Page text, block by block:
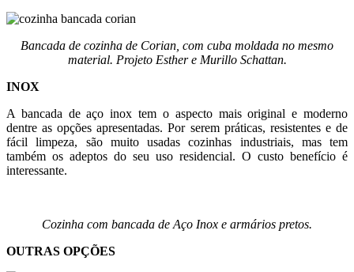
Bancada de cozinha de Corian, com cuba moldada no mesmo
material. Projeto Esther e Murillo Schattan.
INOX
A bancada de aço inox tem o aspecto mais original e moderno
dentre as opções apresentadas. Por serem práticas, resistentes e de
fácil limpeza, são muito usadas cozinhas industriais, mas tem
também os adeptos do seu uso residencial. O custo benefício é
interessante.
Cozinha com bancada de Aço Inox e armários pretos.
OUTRAS OPÇÕES